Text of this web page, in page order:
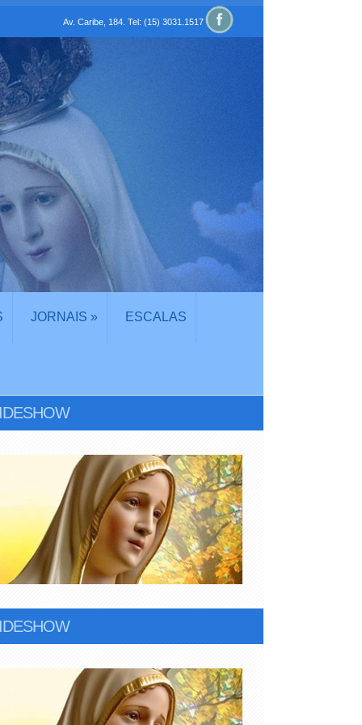
Av. Caribe, 184. Tel: (15) 3031.1517
JORNAIS » ESCALAS